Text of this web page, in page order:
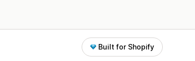
Built for Shopify